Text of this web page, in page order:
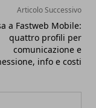
Articolo Successivo
a Fastweb Mobile:
quattro profili per
comunicazione e
info e costi